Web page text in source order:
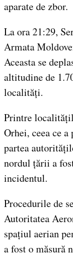
aparate de zbor.
La ora 21:29,
Armata
Aceasta se
altitudine de
localități.
Printre
Orhei, ceea ce
partea
nordul țării a
incidentul.
Procedurile de
Autoritatea
spațiul aerian
a fost o măsură